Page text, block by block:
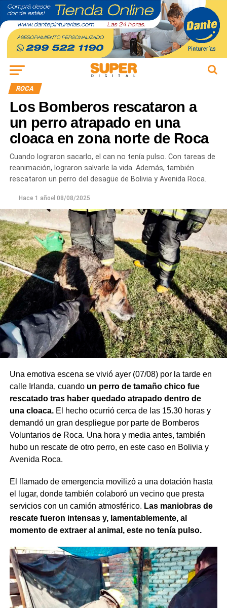
ROCA
Los Bomberos rescataron a
un perro atrapado en una
cloaca en zona norte de Roca
Cuando lograron sacarlo, el can no tenía pulso. Con tareas de
reanimación, lograron salvarle la vida. Además, también
rescataron un perro del desagüe de Bolivia y Avenida Roca.
Hace 1 añoel 08/08/2025
Una emotiva escena se vivió ayer (07/08) por la tarde en
calle Irlanda, cuando un perro de tamaño chico fue
rescatado tras haber quedado atrapado dentro de
una cloaca.El hecho ocurrió cerca de las 15.30 horas y
demandó un gran despliegue por parte de Bomberos
Voluntarios de Roca. Una hora y media antes, también
hubo un rescate de otro perro, en este caso en Bolivia y
Avenida Roca.
El llamado de emergencia movilizó a una dotación hasta
el lugar, donde también colaboró un vecino que presta
servicios con un camión atmosférico. Las maniobras de
rescate fueron intensas y, lamentablemente, al
momento de extraer al animal, este no tenía pulso.